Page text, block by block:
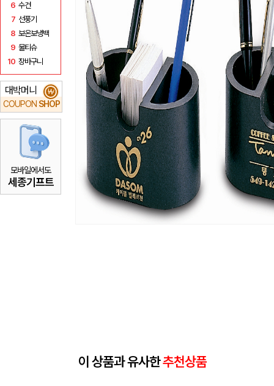
6 수건
7 선풍기
8 보온보냉백
9 물티슈
10 장바구니
대박머니
COUPON SHOP
₩
모바일에서도
세종기프트
이 상품과 유사한추천상품